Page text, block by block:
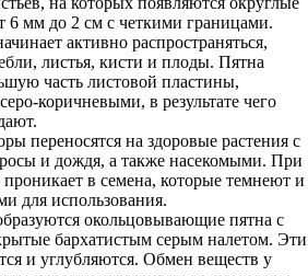
6 мм до 2 см с четкими границами.
активно распространяться,
листья, кисти и плоды. Пятна
часть листовой пластины,
коричневыми, в результате чего
переносятся на здоровые растения с
и дождя, а также насекомыми. При
в семена, которые темнеют и
для использования.
окольцовывающие пятна с
бархатистым серым налетом. Эти
и углубляются. Обмен веществ у